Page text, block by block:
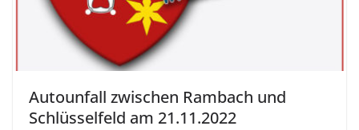
Autounfall zwischen Rambach und
Schlüsselfeld am 21.11.2022